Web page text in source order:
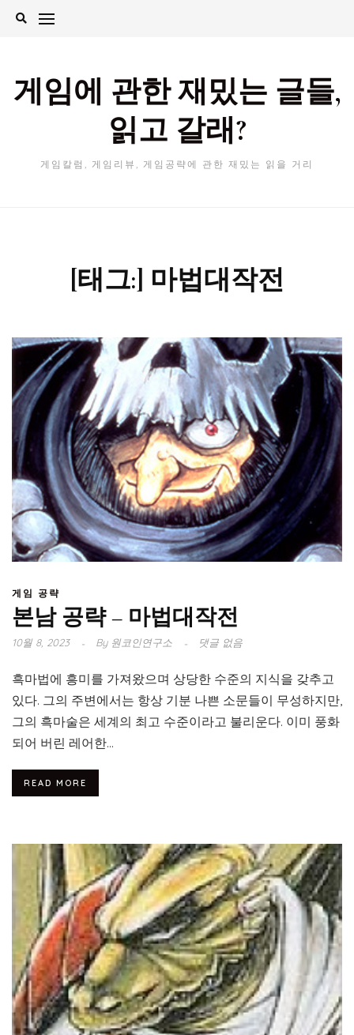
Skip
게임에 관한 재밌는 글들,
읽고 갈래?
게임칼럼, 게임리뷰, 게임공략에 관한 재밌는 읽을 거리
[태그:] 마법대작전
게임 공략
본남 공략 – 마법대작전
10월 8, 2023 By원코인연구소 댓글 없음
흑마법에 흥미를 가져왔으며 상당한 수준의 지식을 갖추고
있다. 그의 주변에서는 항상 기분 나쁜 소문들이 무성하지만,
그의 흑마술은 세계의 최고 수준이라고 불리운다. 이미 풍화
되어 버린 레어한...
READ MORE